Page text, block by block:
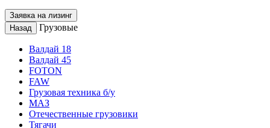
Заявка на лизинг
Назад
Грузовые
Валдай 18
Валдай 45
FOTON
FAW
Грузовая техника б/у
МАЗ
Отечественные грузовики
Тягачи